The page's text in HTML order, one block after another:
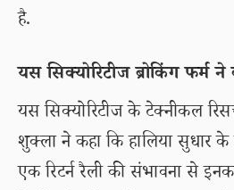
है.
यस सिक्योरिटीज ब्रोकिंग फर्म
यस सिक्योरिटीज के टेक्नीकल
शुक्ला ने कहा कि हालिया सुधार
एक रिटर्न रैली की संभावना से